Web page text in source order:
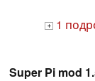
+ 1
Super Pi mod